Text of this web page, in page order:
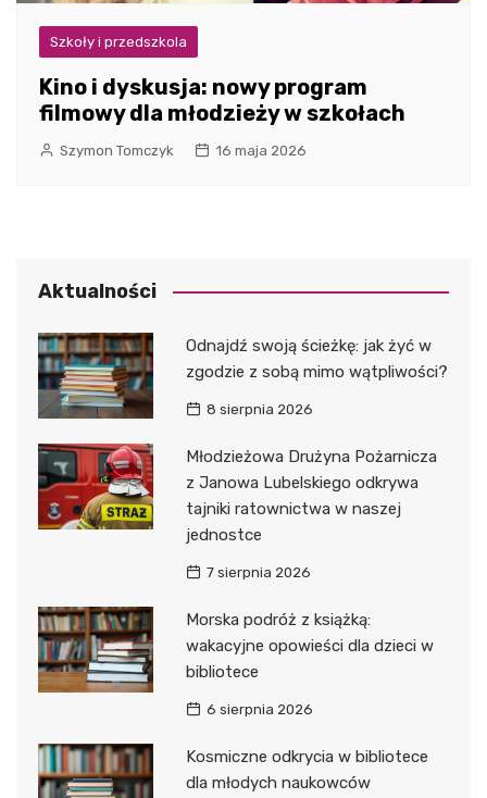
Szkoły i przedszkola
Kino i dyskusja: nowy program
filmowy dla młodzieży w szkołach
Szymon Tomczyk 16 maja 2026
Aktualności
Odnajdź swoją ścieżkę: jak żyć w
zgodzie z sobą mimo wątpliwości?
8 sierpnia 2026
Młodzieżowa Drużyna Pożarnicza
z Janowa Lubelskiego odkrywa
tajniki ratownictwa w naszej
jednostce
7 sierpnia 2026
Morska podróż z książką:
wakacyjne opowieści dla dzieci w
bibliotece
6 sierpnia 2026
Kosmiczne odkrycia w bibliotece
dla młodych naukowców